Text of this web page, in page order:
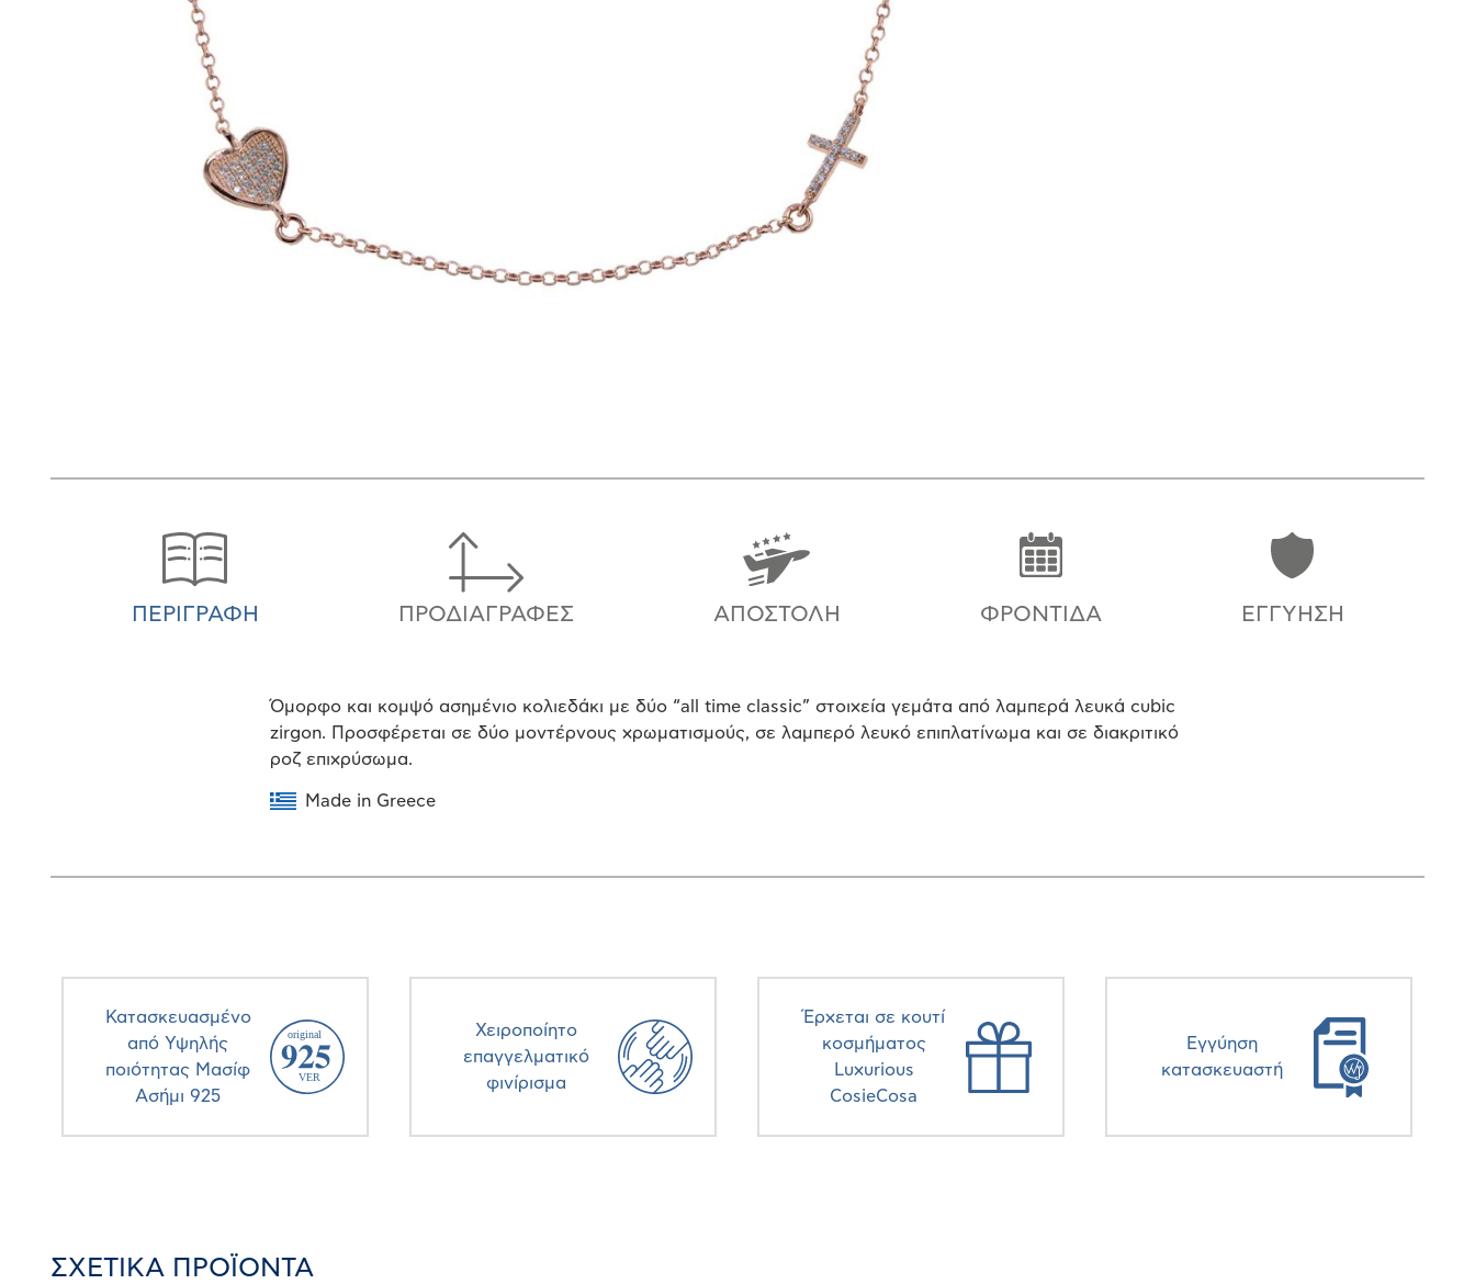
ΠΕΡΙΓΡΑΦΉ ΠΡΟΔΙΑΓΡΑΦΈΣ ΑΠΟΣΤΟΛΉ ΦΡΟΝΤΊΔΑ ΕΓΓΎΗΣΗ
Όμορφο και κομψό ασημένιο κολιεδάκι με δύο “all time classic” στοιχεία γεμάτα από λαμπερά λευκά cubic
zirgon. Προσφέρεται σε δύο μοντέρνους χρωματισμούς, σε λαμπερό λευκό επιπλατίνωμα και σε διακριτικό
ροζ επιχρύσωμα.
Made in Greece
Κατασκευασμένο
από Υψηλής
ποιότητας Μασίφ
Ασήμι 925
Χειροποίητο
επαγγελματικό
φινίρισμα
Έρχεται σε κουτί
κοσμήματος
Luxurious
CosieCosa
Eγγύηση
κατασκευαστή
ΣΧΕΤΙΚΆ ΠΡΟΪΌΝΤΑ